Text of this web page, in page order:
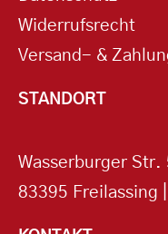
Widerrufsrecht
Versand- &
STANDORT
Wasserburger
83395 Freilassing